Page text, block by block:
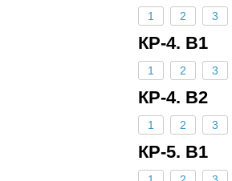
1 2 3
КР-4. В1
1 2 3
КР-4. В2
1 2 3
КР-5. В1